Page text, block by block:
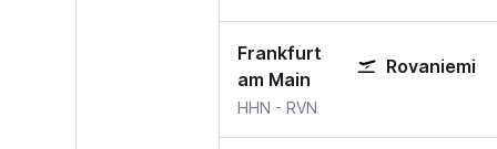
Frankfurt
am Main
Rovaniemi
HHN Frankfurt Hahn
- RVN